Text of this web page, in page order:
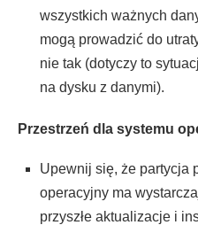
wszystkich ważnych
mogą prowadzić do
nie tak (dotyczy to
na dysku z danymi).
Przestrzeń dla systemu
Upewnij się, że partycja
operacyjny ma
przyszłe aktualizacje i